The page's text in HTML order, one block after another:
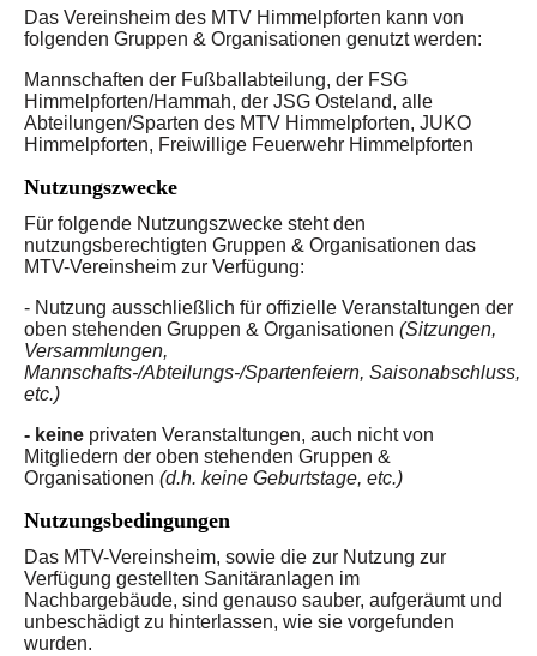
Das Vereinsheim des MTV Himmelpforten kann von
folgenden Gruppen & Organisationen genutzt werden:
Mannschaften der Fußballabteilung, der FSG
Himmelpforten/Hammah, der JSG Osteland, alle
Abteilungen/Sparten des MTV Himmelpforten, JUKO
Himmelpforten, Freiwillige Feuerwehr Himmelpforten
Nutzungszwecke
Für folgende Nutzungszwecke steht den
nutzungsberechtigten Gruppen & Organisationen das
MTV-Vereinsheim zur Verfügung:
- Nutzung ausschließlich für offizielle Veranstaltungen der
oben stehenden Gruppen & Organisationen (Sitzungen,
Versammlungen,
Mannschafts-/Abteilungs-/Spartenfeiern, Saisonabschluss,
etc.)
- keine privaten Veranstaltungen, auch nicht von
Mitgliedern der oben stehenden Gruppen &
Organisationen (d.h. keine Geburtstage, etc.)
Nutzungsbedingungen
Das MTV-Vereinsheim, sowie die zur Nutzung zur
Verfügung gestellten Sanitäranlagen im
Nachbargebäude, sind genauso sauber, aufgeräumt und
unbeschädigt zu hinterlassen, wie sie vorgefunden
wurden.